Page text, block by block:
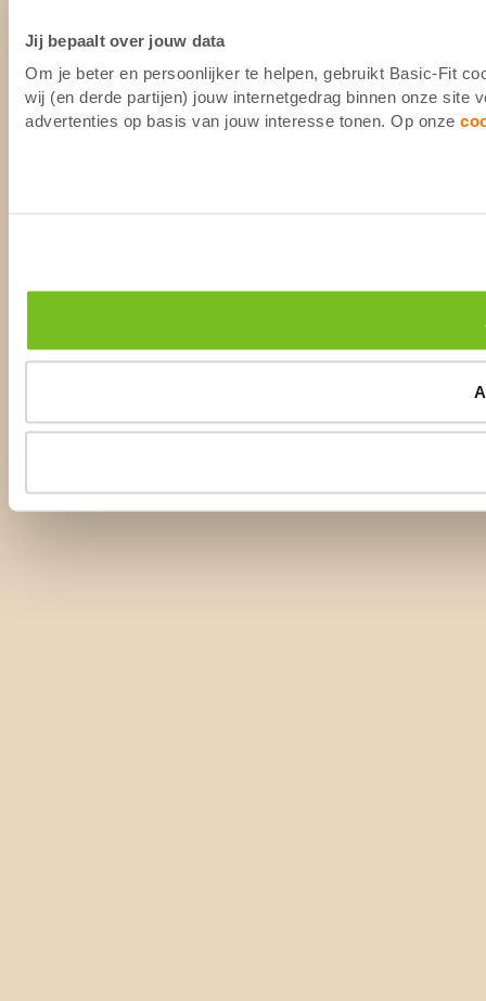
Jij bepaalt over jouw data
Om je beter en persoonlijker te helpen, gebruikt Basic-Fit
wij (en derde partijen) jouw internetgedrag binnen onze site
advertenties op basis van jouw interesse tonen. Op onze